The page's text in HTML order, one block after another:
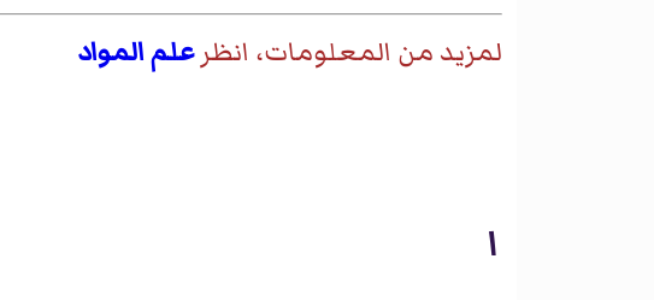
لمزيد من المعلومات، انظرعلم المواد
ا